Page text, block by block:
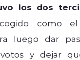
los dos
como
luego dar
y dejar